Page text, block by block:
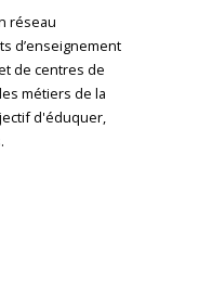
réseau
d’enseignement
de centres de
métiers de la
d'éduquer,